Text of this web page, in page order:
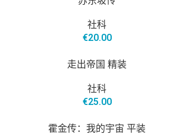
社科
€20.00
走出帝国 精装
社科
€25.00
霍金传：我的宇宙 平装